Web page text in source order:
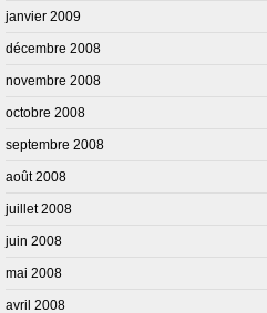
janvier 2009
décembre 2008
novembre 2008
octobre 2008
septembre 2008
août 2008
juillet 2008
juin 2008
mai 2008
avril 2008